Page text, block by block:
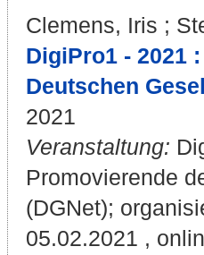
Clemens, Iris ;
DigiPro1 - 2021
Deutschen
2021
Veranstaltung:
Promovierende
(DGNet);
05.02.2021 ,